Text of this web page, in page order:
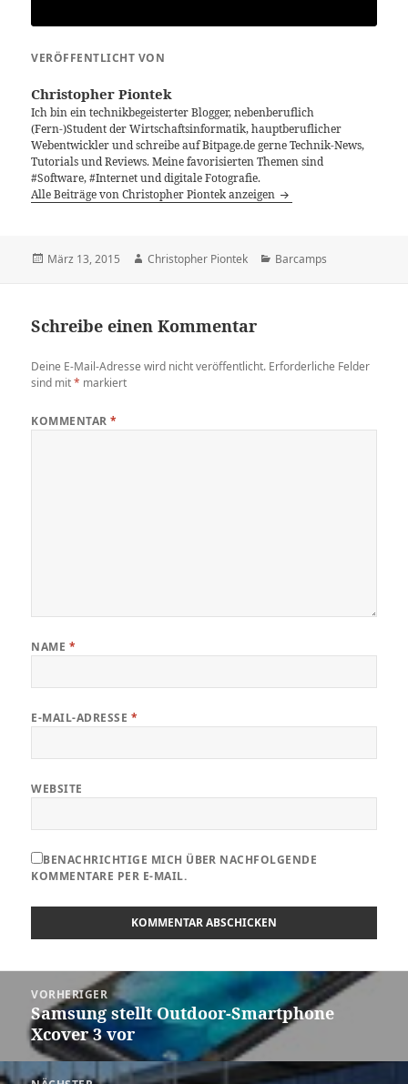
VERÖFFENTLICHT VON
Christopher Piontek
Ich bin ein technikbegeisterter Blogger, nebenberuflich
(Fern-)Student der Wirtschaftsinformatik, hauptberuflicher
Webentwickler und schreibe auf Bitpage.de gerne Technik-News,
Tutorials und Reviews. Meine favorisierten Themen sind
#Software, #Internet und digitale Fotografie.
Alle Beiträge von Christopher Piontek anzeigen
Veröffentlicht
März 13, 2015 Autor
Christopher Piontek Kategorien
Barcamps
Schreibe einen Kommentar
Deine E-Mail-Adresse wird nicht veröffentlicht. Erforderliche Felder
sind mit* markiert
KOMMENTAR*
NAME *
E-MAIL-ADRESSE *
WEBSITE
BENACHRICHTIGE MICH ÜBER NACHFOLGENDE
KOMMENTARE PER E-MAIL.
Beitragsnavigation
VORHERIGER
Vorheriger
Beitrag:
Samsung stellt Outdoor-Smartphone
Xcover 3 vor